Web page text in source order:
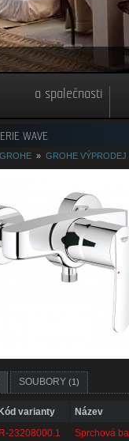
o společnosti
WAVE
GROHE » GROHE VÝPRODEJ
SOUBORY (1)
Kód varianty Název
23208000.1 Sprchová